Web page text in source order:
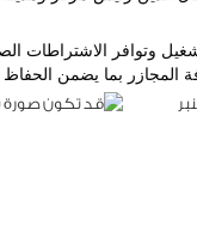
المجازر بما يضمن